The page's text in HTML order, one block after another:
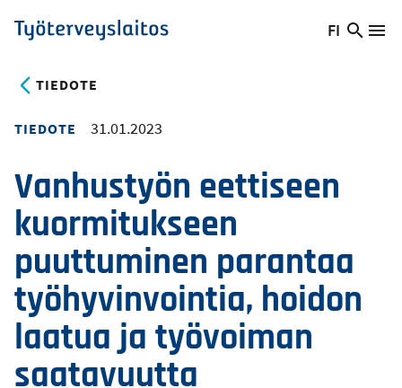
Hyppää
pääsisältöön
Työterveyslaitos
Vaihda
FI
Hae
TIEDOTE
TIEDOTE 31.01.2023
Vanhustyön eettiseen
kuormitukseen
puuttuminen parantaa
työhyvinvointia, hoidon
laatua ja työvoiman
saatavuutta